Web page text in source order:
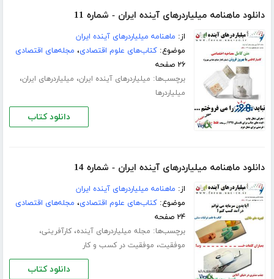
دانلود ماهنامه میلیاردرهای آینده ایران - شماره 11
از: ماهنامه میلیاردرهای آینده ایران
موضوع:کتاب‌های علوم اقتصادی، مجله‌های اقتصادی
۲۶ صفحه
برچسب‌ها: میلیاردرهای آینده ایران، میلیاردرهای ایران،
میلیاردرها
دانلود کتاب
دانلود ماهنامه میلیاردرهای آینده ایران - شماره 14
از: ماهنامه میلیاردرهای آینده ایران
موضوع:کتاب‌های علوم اقتصادی، مجله‌های اقتصادی
۲۴ صفحه
برچسب‌ها: مجله میلیاردرهای آینده،کارآفرینی،
موفقیت، موفقیت در کسب و کار
دانلود کتاب